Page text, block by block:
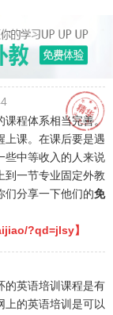
课程体系相当完善。
上课。在课后要是遇
些中等收入的人来说
到一节专业固定外教
们分享一下他们的免
?qd=jlsy】
的英语培训课程是有
上的英语培训是可以